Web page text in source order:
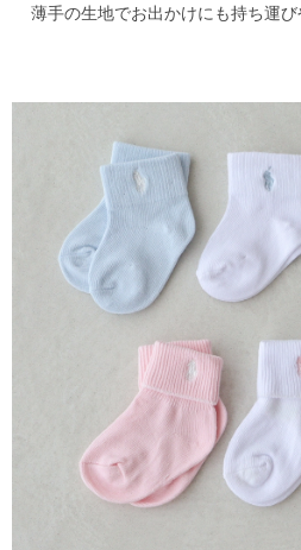
薄手の生地でお出かけにも持ち運び